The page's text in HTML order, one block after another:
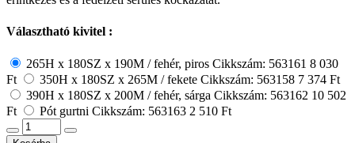
Választható kivitel :
265H x 180SZ x 190M / fehér, piros Cikkszám: 563161 8 030
Ft
350H x 180SZ x 265M / fekete Cikkszám: 563158 7 374 Ft
390H x 180SZ x 200M / fehér, sárga Cikkszám: 563162 10 502
Ft
Pót gurtni Cikkszám: 563163 2 510 Ft